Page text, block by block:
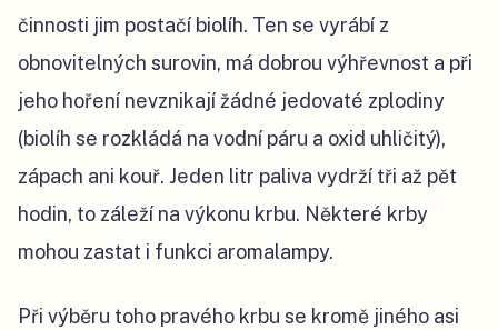
činnosti jim postačí biolíh. Ten se vyrábí z
obnovitelných surovin, má dobrou výhřevnost a při
jeho hoření nevznikají žádné jedovaté zplodiny
(biolíh se rozkládá na vodní páru a oxid uhličitý),
zápach ani kouř. Jeden litr paliva vydrží tři až pět
hodin, to záleží na výkonu krbu. Některé krby
mohou zastat i funkci aromalampy.
Při výběru toho pravého krbu se kromě jiného asi